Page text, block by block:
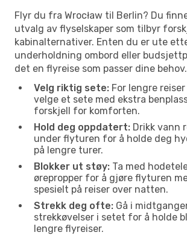
Flyr du fra Wrocław til Berlin? Du
utvalg av flyselskaper som tilbyr
kabinalternativer. Enten du er ute
underholdning ombord eller
det en flyreise som passer dine behov.
Velg riktig sete: For lengre
velge et sete med ekstra
forskjell for komforten.
Hold deg oppdatert: Drikk vann
under flyturen for å holde deg
på lengre turer.
Blokker ut støy: Ta med
ørepropper for å gjøre flyturen
spesielt på reiser over natten.
Strekk deg ofte: Gå i
strekkøvelser i setet for å holde
lengre flyreiser.